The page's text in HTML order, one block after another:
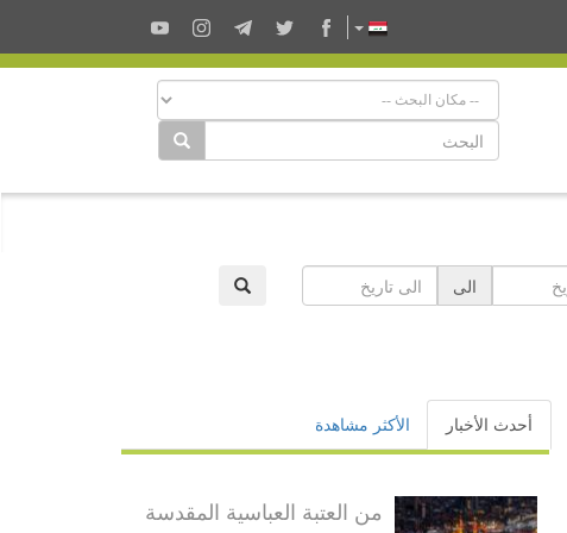
الى
أحدث الأخبار الأكثر مشاهدة
من العتبة العباسية المقدسة